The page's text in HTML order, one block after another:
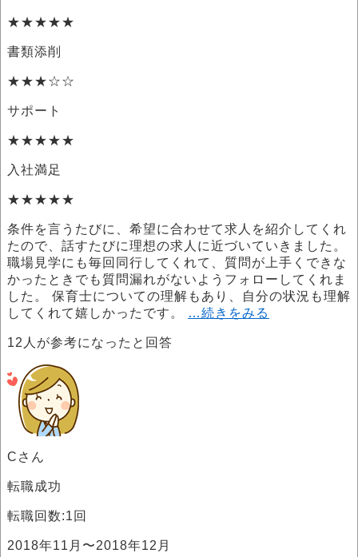
★★★★★
書類添削
★★★☆☆
サポート
★★★★★
入社満足
★★★★★
条件を言うたびに、希望に合わせて求人を紹介してくれ
たので、話すたびに理想の求人に近づいていきました。
職場見学にも毎回同行してくれて、質問が上手くできな
かったときでも質問漏れがないようフォローしてくれま
した。 保育士についての理解もあり、自分の状況も理解
してくれて嬉しかったです。
…続きをみる
12 人が参考になったと回答
Cさん
転職成功
転職回数:1回
2018年11月〜2018年12月